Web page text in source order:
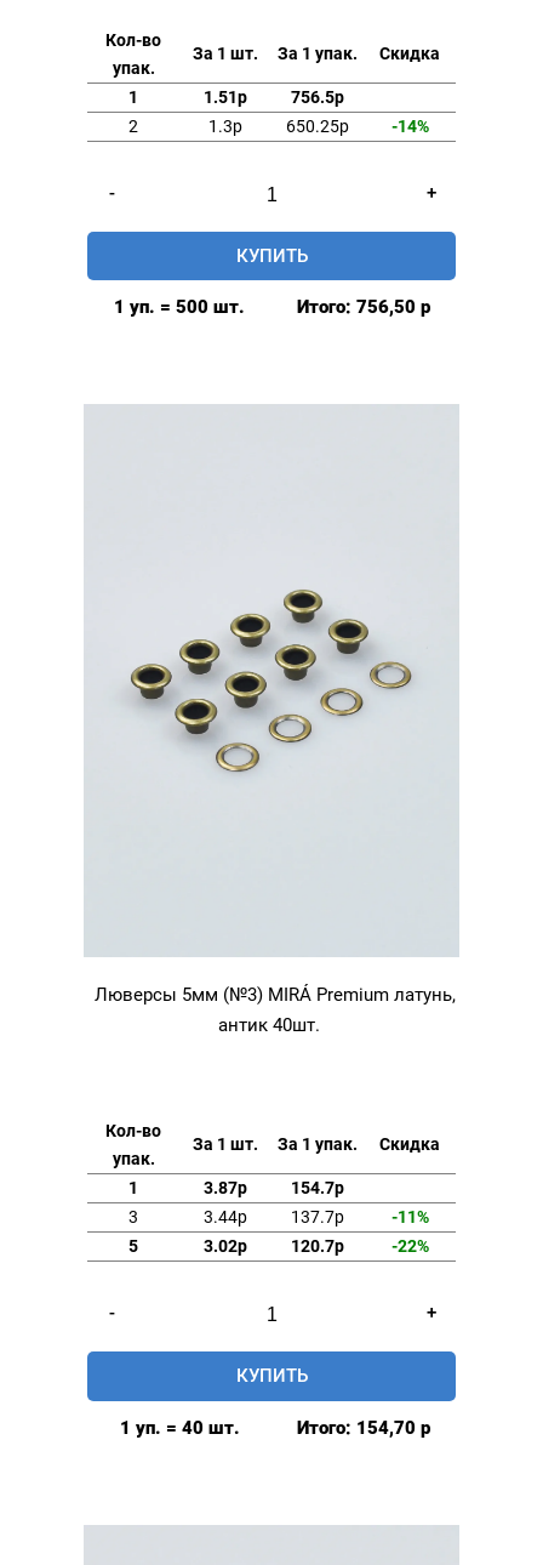
Кол-во
упак.
За 1 шт. За 1 упак. Скидка
1 1.51р
756.5р
2
1.3р 650.25р -14%
-
товара
Люверсы
5мм
+
КУПИТЬ
1 уп. = 500 шт. Итого: 756,50 р
Люверсы 5мм (№3) MIRÁ Premium латунь,
антик 40шт.
Кол-во
упак.
За 1 шт. За 1 упак. Скидка
1 3.87р
154.7р
3
3.44р 137.7р
-11%
5
3.02р 120.7р -22%
-
товара
Люверсы
5мм
антик
+
КУПИТЬ
1 уп. = 40 шт. Итого: 154,70 р